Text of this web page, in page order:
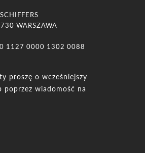
WARSZAWA
1127 0000 1302 0088
proszę o wcześniejszy
wiadomość na